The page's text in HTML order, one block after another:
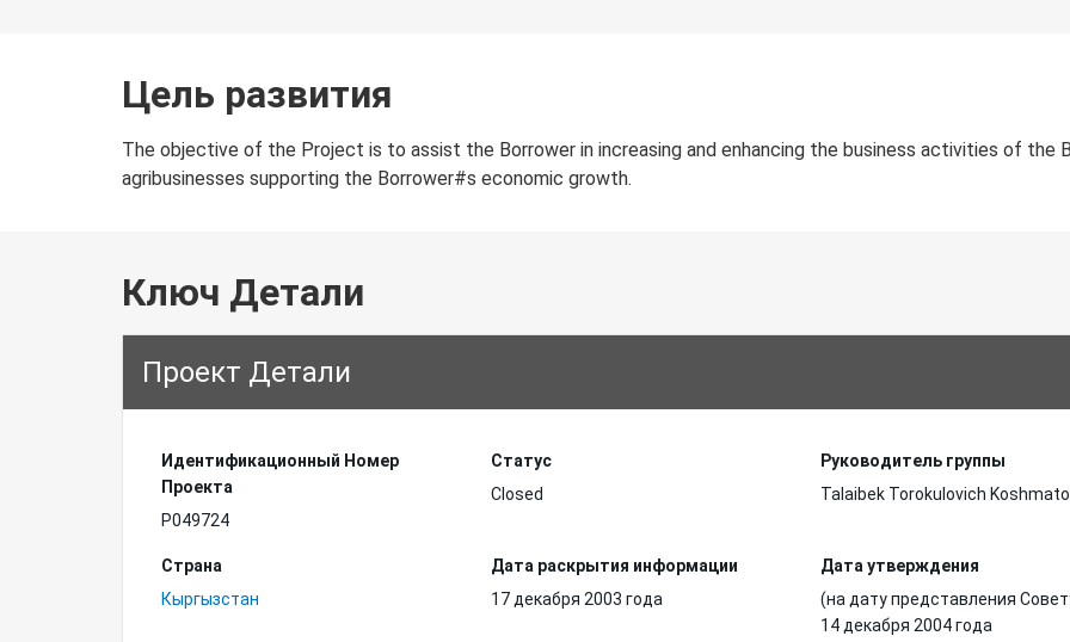
Цель развития
The objective of the Project is to assist the Borrower in increasing and enhancing the business activities of the
agribusinesses supporting the Borrower#s economic growth.
Ключ Детали
Проект Детали
Идентификационный Hомер
Проекта
P049724
Статус
Closed
Руководитель группы
Talaibek Torokulovich
Страна
Кыргызстан
Дата раскрытия информации
17 декабря 2003 года
Дата утверждения
(на дату представления
14 декабря 2004 года